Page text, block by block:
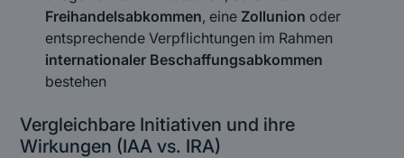
Freihandelsabkommen, eine Zollunion oder
entsprechende Verpflichtungen im Rahmen
internationaler Beschaffungsabkommen
bestehen
Vergleichbare Initiativen und ihre
Wirkungen (IAA vs. IRA)